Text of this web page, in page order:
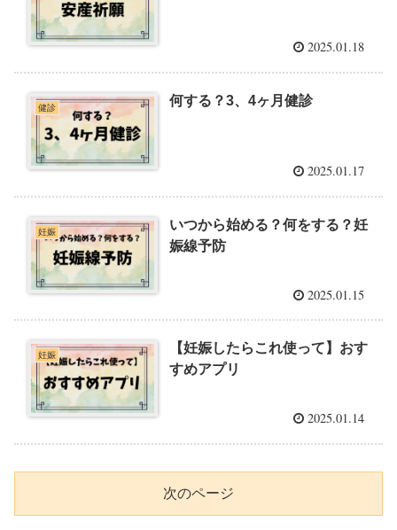
2025.01.18
健診 何する？3、4ヶ月健診
2025.01.17
妊娠
いつから始める？何をする？妊
娠線予防
2025.01.15
妊娠
【妊娠したらこれ使って】おす
すめアプリ
2025.01.14
次のページ